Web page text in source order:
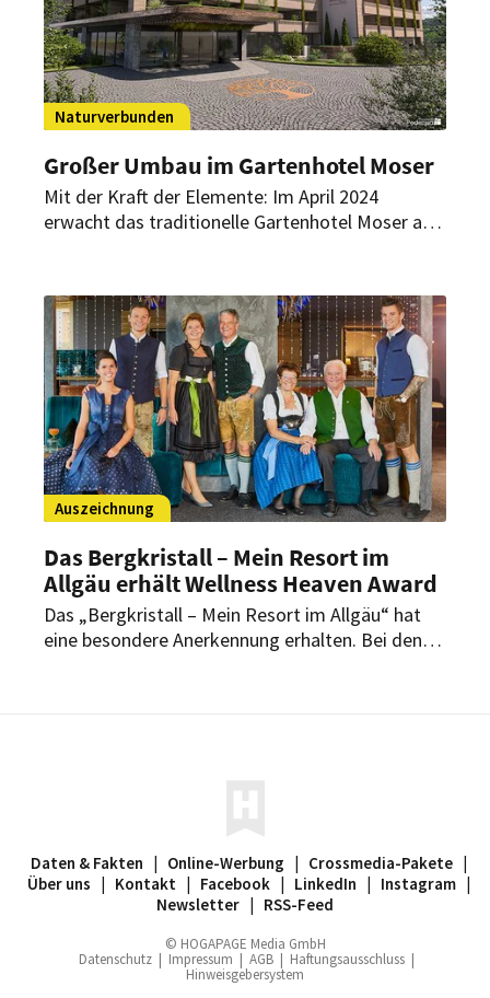
Naturverbunden
Großer Umbau im Gartenhotel Moser
Mit der Kraft der Elemente: Im April 2024
erwacht das traditionelle Gartenhotel Moser am
Architektonisch tonangebend sind im gesamten
Gebäude die drei Säulen Wasser, Wald und
Garten.
Auszeichnung
Das Bergkristall – Mein Resort im
Allgäu erhält Wellness Heaven Award
Das „Bergkristall – Mein Resort im Allgäu“ hat
eine besondere Anerkennung erhalten. Bei den
Daten & Fakten | Online-Werbung | Crossmedia-Pakete |
Über uns | Kontakt | Facebook | LinkedIn | Instagram |
Newsletter | RSS-Feed
© HOGAPAGE Media GmbH
Datenschutz | Impressum | AGB | Haftungsausschluss |
Hinweisgebersystem